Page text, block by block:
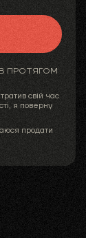
ПРОТЯГОМ
свій час
я поверну
продати